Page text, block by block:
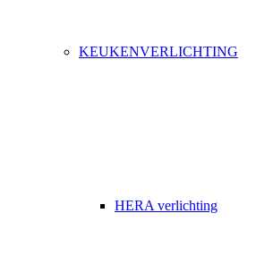
KEUKENVERLICHTING
HERA verlichting